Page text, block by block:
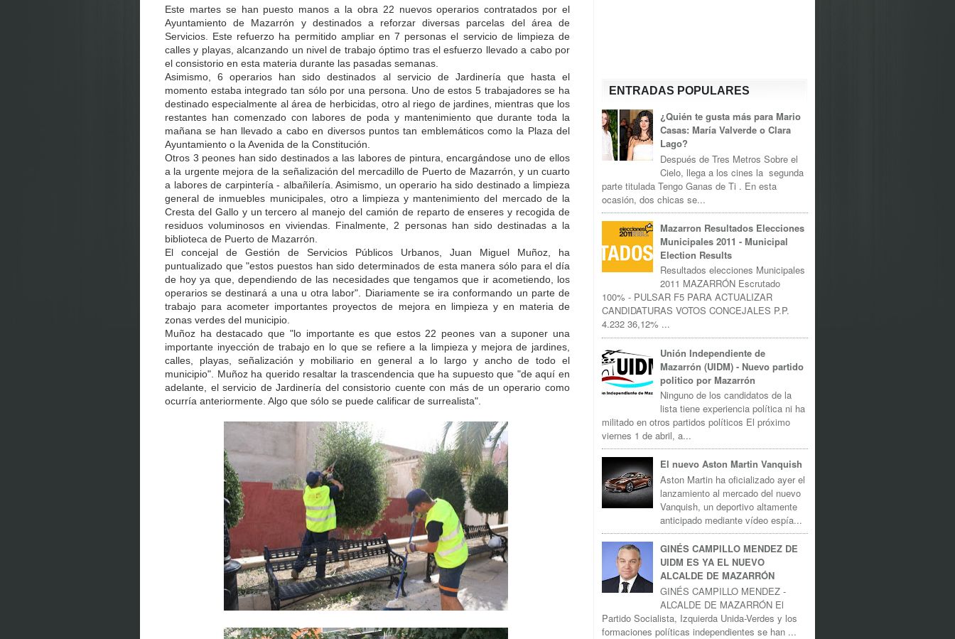
Este martes se han puesto manos a la obra 22 nuevos operarios contratados por el
Ayuntamiento de Mazarrón y destinados a reforzar diversas parcelas del área de
Servicios. Este refuerzo ha permitido ampliar en 7 personas el servicio de limpieza de
calles y playas, alcanzando un nivel de trabajo óptimo tras el esfuerzo llevado a cabo por
el consistorio en esta materia durante las pasadas semanas.
Asimismo, 6 operarios han sido destinados al servicio de Jardinería que hasta el
momento estaba integrado tan sólo por una persona. Uno de estos 5 trabajadores se ha
destinado especialmente al área de herbicidas, otro al riego de jardines, mientras que los
restantes han comenzado con labores de poda y mantenimiento que durante toda la
mañana se han llevado a cabo en diversos puntos tan emblemáticos como la Plaza del
Ayuntamiento o la Avenida de la Constitución.
Otros 3 peones han sido destinados a las labores de pintura, encargándose uno de ellos
a la urgente mejora de la señalización del mercadillo de Puerto de Mazarrón, y un cuarto
a labores de carpintería - albañilería. Asimismo, un operario ha sido destinado a limpieza
general de inmuebles municipales, otro a limpieza y mantenimiento del mercado de la
Cresta del Gallo y un tercero al manejo del camión de reparto de enseres y recogida de
residuos voluminosos en viviendas. Finalmente, 2 personas han sido destinadas a la
biblioteca de Puerto de Mazarrón.
El concejal de Gestión de Servicios Públicos Urbanos, Juan Miguel Muñoz, ha
puntualizado que "estos puestos han sido determinados de esta manera sólo para el día
de hoy ya que, dependiendo de las necesidades que tengamos que ir acometiendo, los
operarios se destinará a una u otra labor". Diariamente se ira conformando un parte de
trabajo para acometer importantes proyectos de mejora en limpieza y en materia de
zonas verdes del municipio.
Muñoz ha destacado que "lo importante es que estos 22 peones van a suponer una
importante inyección de trabajo en lo que se refiere a la limpieza y mejora de jardines,
calles, playas, señalización y mobiliario en general a lo largo y ancho de todo el
municipio". Muñoz ha querido resaltar la trascendencia que ha supuesto que "de aquí en
adelante, el servicio de Jardinería del consistorio cuente con más de un operario como
ocurría anteriormente. Algo que sólo se puede calificar de surrealista".
ENTRADAS POPULARES
¿Quién te gusta más para Mario
Casas: María Valverde o Clara
Lago?
Después de Tres Metros Sobre el
Cielo, llega a los cines la segunda
parte titulada Tengo Ganas de Ti . En esta
ocasión, dos chicas se...
Mazarron Resultados Elecciones
Municipales 2011 - Municipal
Election Results
Resultados elecciones Municipales
2011 MAZARRÓN Escrutado
100% - PULSAR F5 PARA ACTUALIZAR
CANDIDATURAS VOTOS CONCEJALES P.P.
4.232 36,12% ...
Unión Independiente de
Mazarrón (UIDM) - Nuevo partido
politico por Mazarrón
Ninguno de los candidatos de la
lista tiene experiencia política ni ha
militado en otros partidos políticos El próximo
viernes 1 de abril, a...
El nuevo Aston Martin Vanquish
Aston Martin ha oficializado ayer el
lanzamiento al mercado del nuevo
Vanquish, un deportivo altamente
anticipado mediante vídeo espía...
GINÉS CAMPILLO MENDEZ DE
UIDM ES YA EL NUEVO
ALCALDE DE MAZARRÓN
GINÉS CAMPILLO MENDEZ -
ALCALDE DE MAZARRÓN El
Partido Socialista, Izquierda Unida-Verdes y los
formaciones políticas independientes se han ...